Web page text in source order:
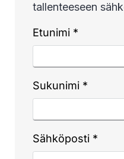
tallenteeseen